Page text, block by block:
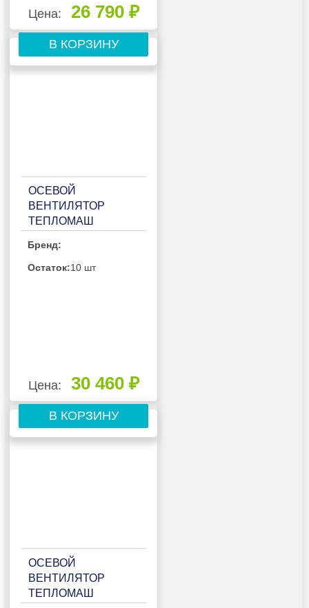
Цена: 26 790 ₽
В КОРЗИНУ
ОСЕВОЙ
ВЕНТИЛЯТОР
ТЕПЛОМАШ
Бренд:
Остаток:10 шт
Цена: 30 460 ₽
В КОРЗИНУ
ОСЕВОЙ
ВЕНТИЛЯТОР
ТЕПЛОМАШ